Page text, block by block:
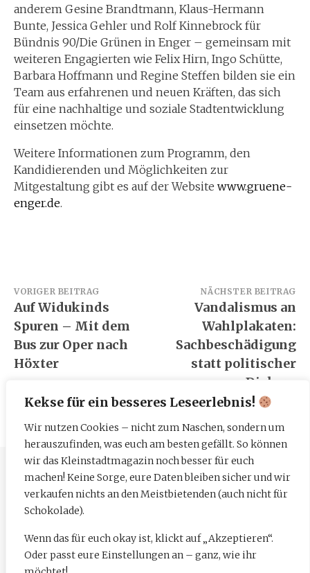
Kekse für ein besseres Leseerlebnis!
Wir nutzen Cookies – nicht zum Naschen, sondern um
herauszufinden, was euch am besten gefällt. So können
wir das Kleinstadtmagazin noch besser für euch
machen! Keine Sorge, eure Daten bleiben sicher und wir
verkaufen nichts an den Meistbietenden (auch nicht für
Schokolade).
Wenn das für euch okay ist, klickt auf „Akzeptieren“.
Oder passt eure Einstellungen an – ganz, wie ihr
anderem Gesine Brandtmann, Klaus-Hermann
Bunte, Jessica Gehler und Rolf Kinnebrock für
Bündnis 90/Die Grünen in Enger – gemeinsam mit
weiteren Engagierten wie Felix Hirn, Ingo Schütte,
Barbara Hoffmann und Regine Steffen bilden sie ein
Team aus erfahrenen und neuen Kräften, das sich
für eine nachhaltige und soziale Stadtentwicklung
einsetzen möchte.
Weitere Informationen zum Programm, den
Kandidierenden und Möglichkeiten zur
Mitgestaltung gibt es auf der Website www.gruene-
enger.de.
Beitragsnavigation
VORIGER BEITRAG
Auf Widukinds
Spuren – Mit dem
Bus zur Oper nach
Höxter
NÄCHSTER BEITRAG
Vandalismus an
Wahlplakaten:
Sachbeschädigung
statt politischer
Diskurs
Impressum
Mediadaten